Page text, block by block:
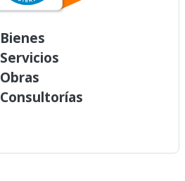
Bienes
Servicios
Obras
Consultorías